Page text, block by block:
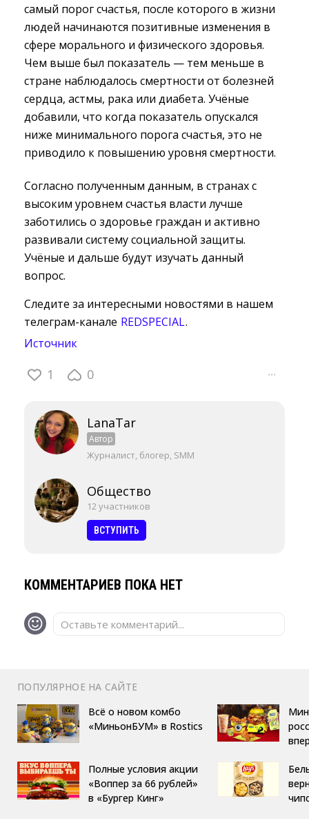
самый порог счастья, после которого в жизни
людей начинаются позитивные изменения в
сфере морального и физического здоровья.
Чем выше был показатель — тем меньше в
стране наблюдалось смертности от болезней
сердца, астмы, рака или диабета. Учёные
добавили, что когда показатель опускался
ниже минимального порога счастья, это не
приводило к повышению уровня смертности.
Согласно полученным данным, в странах с
высоким уровнем счастья власти лучше
заботились о здоровье граждан и активно
развивали систему социальной защиты.
Учёные и дальше будут изучать данный
вопрос.
Следите за интересными новостями в нашем
телеграм-канале REDSPECIAL.
Источник
1 0 ···
LanaTar
Автор
Журналист, блогер, SMM
Общество
12 участников
ВСТУПИТЬ
КОММЕНТАРИЕВ ПОКА НЕТ
Оставьте комментарий...
ПОПУЛЯРНОЕ НА САЙТЕ
Всё о новом комбо
«МиньонБУМ» в Rostics
Полные условия акции
«Воппер за 66 рублей»
в «Бургер Кинг»